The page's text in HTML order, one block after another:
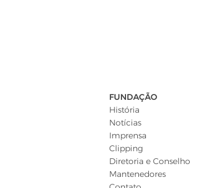
FUNDAÇÃO
História
Notícias
Imprensa
Clipping
Diretoria e Conselho
Mantenedores